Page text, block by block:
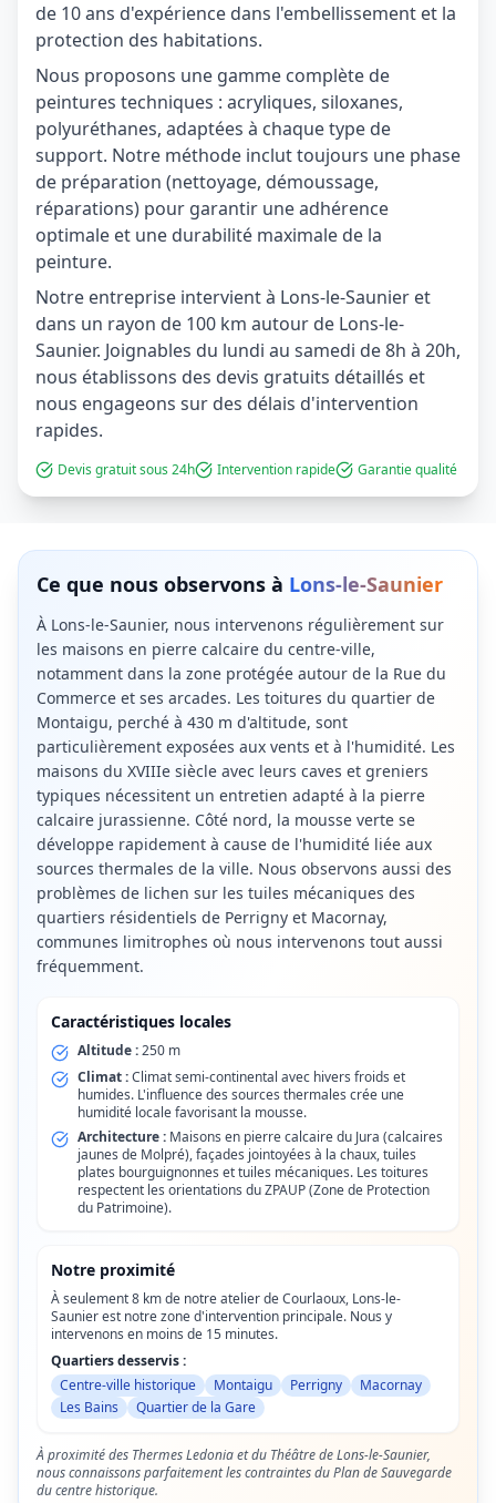
de 10 ans d'expérience dans l'embellissement et la
protection des habitations.
Nous proposons une gamme complète de
peintures techniques : acryliques, siloxanes,
polyuréthanes, adaptées à chaque type de
support. Notre méthode inclut toujours une phase
de préparation (nettoyage, démoussage,
réparations) pour garantir une adhérence
optimale et une durabilité maximale de la
peinture.
Notre entreprise intervient à Lons-le-Saunier et
dans un rayon de 100 km autour de Lons-le-
Saunier. Joignables du lundi au samedi de 8h à 20h,
nous établissons des devis gratuits détaillés et
nous engageons sur des délais d'intervention
rapides.
Devis gratuit sous 24h Intervention rapide Garantie qualité
Ce que nous observons à Lons-le-Saunier
À Lons-le-Saunier, nous intervenons régulièrement sur
les maisons en pierre calcaire du centre-ville,
notamment dans la zone protégée autour de la Rue du
Commerce et ses arcades. Les toitures du quartier de
Montaigu, perché à 430 m d'altitude, sont
particulièrement exposées aux vents et à l'humidité. Les
maisons du XVIIIe siècle avec leurs caves et greniers
typiques nécessitent un entretien adapté à la pierre
calcaire jurassienne. Côté nord, la mousse verte se
développe rapidement à cause de l'humidité liée aux
sources thermales de la ville. Nous observons aussi des
problèmes de lichen sur les tuiles mécaniques des
quartiers résidentiels de Perrigny et Macornay,
communes limitrophes où nous intervenons tout aussi
fréquemment.
Caractéristiques locales
Altitude :250 m
Climat :Climat semi-continental avec hivers froids et
humides. L'influence des sources thermales crée une
humidité locale favorisant la mousse.
Architecture : Maisons en pierre calcaire du Jura (calcaires
jaunes de Molpré), façades jointoyées à la chaux, tuiles
plates bourguignonnes et tuiles mécaniques. Les toitures
respectent les orientations du ZPAUP (Zone de Protection
du Patrimoine).
Notre proximité
À seulement 8 km de notre atelier de Courlaoux, Lons-le-
Saunier est notre zone d'intervention principale. Nous y
intervenons en moins de 15 minutes.
Quartiers desservis :
Centre-ville historique
Montaigu Perrigny
Macornay
Les Bains
Quartier de la Gare
À proximité des Thermes Ledonia et du Théâtre de Lons-le-Saunier,
nous connaissons parfaitement les contraintes du Plan de Sauvegarde
du centre historique.